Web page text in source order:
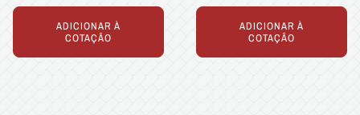
ADICIONAR À
COTAÇÃO
ADICIONAR À
COTAÇÃO